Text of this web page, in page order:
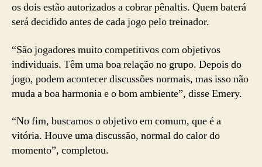
os dois estão autorizados a cobrar pênaltis. Quem baterá
será decidido antes de cada jogo pelo treinador.
“São jogadores muito competitivos com objetivos
individuais. Têm uma boa relação no grupo. Depois do
jogo, podem acontecer discussões normais, mas isso não
muda a boa harmonia e o bom ambiente”, disse Emery.
“No fim, buscamos o objetivo em comum, que é a
vitória. Houve uma discussão, normal do calor do
momento”, completou.